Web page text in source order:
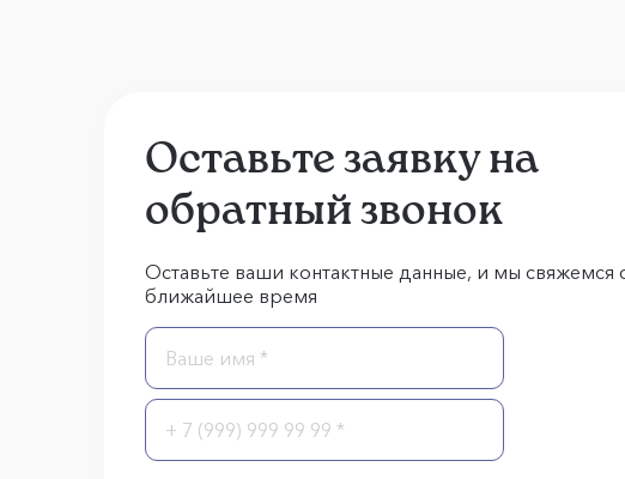
Оставьте заявку на
обратный звонок
Оставьте ваши контактные данные, и мы свяжемся
ближайшее время